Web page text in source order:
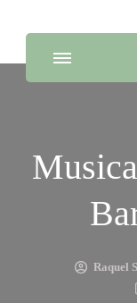
Raquel